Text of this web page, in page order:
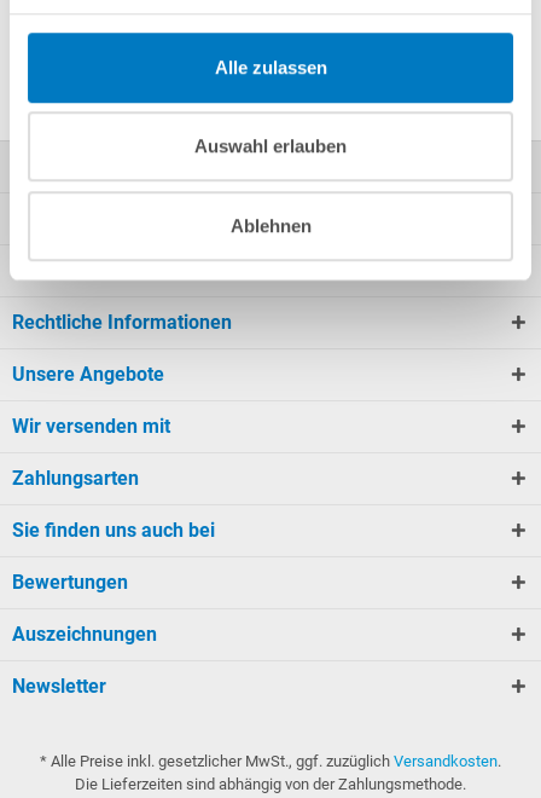
Alle zulassen
Auswahl erlauben
Ablehnen
Rechtliche Informationen
Unsere Angebote
Wir versenden mit
Zahlungsarten
Sie finden uns auch bei
Bewertungen
Auszeichnungen
Newsletter
* Alle Preise inkl. gesetzlicher MwSt., ggf. zuzüglich Versandkosten.
Die Lieferzeiten sind abhängig von der Zahlungsmethode.